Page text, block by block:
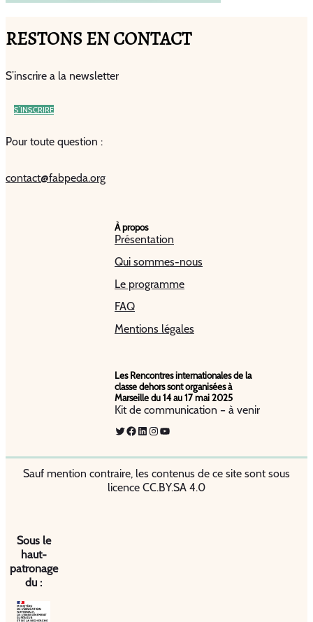
RESTONS EN CONTACT
S’inscrire a la newsletter
S’INSCRIRE
Pour toute question :
contact@fabpeda.org
À propos
Présentation
Qui sommes-nous
Le programme
FAQ
Mentions légales
Les Rencontres internationales de la
classe dehors sont organisées à
Marseille du 14 au 17 mai 2025
Kit de communication – à venir
Twitter
Facebook
LinkedIn
Instagram
YouTube
Sauf mention contraire, les contenus de ce site sont sous
licence CC.BY.SA 4.0
Sous le
haut-
patronage
du :